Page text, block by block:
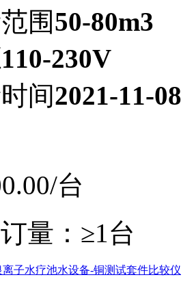
围50-80m3
110-230V
间2021-11-08
/台
量： ≥1台
子水疗池水设备-铜测试套件比较仪